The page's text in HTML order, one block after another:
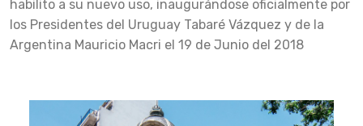
habilito a su nuevo uso, inaugurándose oficialmente por
los Presidentes del Uruguay Tabaré Vázquez y de la
Argentina Mauricio Macri el 19 de Junio del 2018